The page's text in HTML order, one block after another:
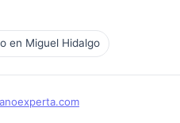
en Miguel Hidalgo